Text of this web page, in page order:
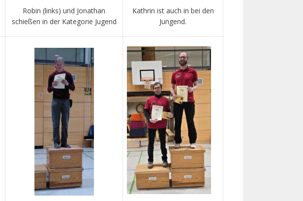
Robin (links) und Jonathan
schießen in der Kategorie Jugend
Kathrin ist auch in bei den
Jungend.